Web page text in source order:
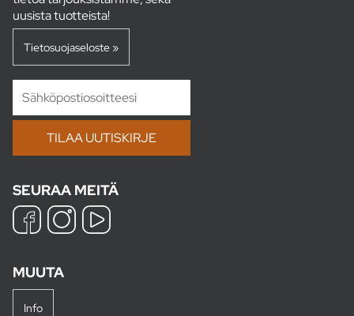
uusista tuotteista!
Tietosuojaseloste »
SEURAA MEITÄ
MUUTA
Info